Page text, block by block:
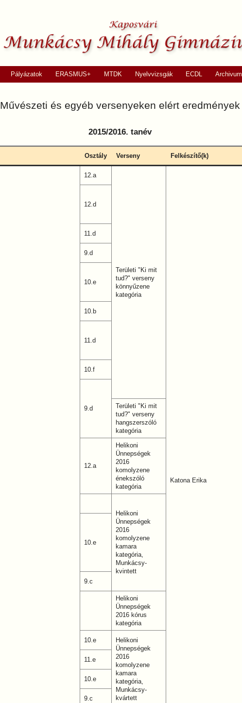
Pályázatok ERASMUS+ MTDK Nyelvvizsgák ECDL Archivum
Művészeti és egyéb versenyeken elért eredmények
2015/2016. tanév
Osztály Verseny Felkészítő(k)
12.a
Területi "Ki mit
tud?" verseny
könnyűzene
kategória
Katona Erika
12.d
11.d
9.d
10.e
10.b
11.d
10.f
9.d
Területi "Ki mit
tud?" verseny
hangszerszóló
kategória
12.a
Helikoni
Ünnepségek
2016
komolyzene
énekszóló
kategória
Helikoni
Ünnepségek
2016
komolyzene
kamara
kategória,
Munkácsy-
kvintett
10.e
9.c
Helikoni
Ünnepségek
2016 kórus
kategória
10.e
Helikoni
Ünnepségek
2016
komolyzene
kamara
kategória,
Munkácsy-
kvártett
11.e
10.e
9.c